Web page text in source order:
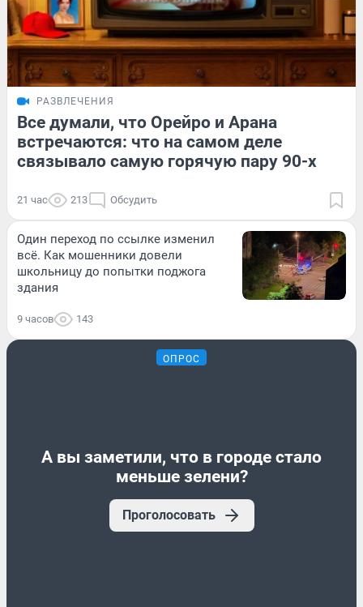
РАЗВЛЕЧЕНИЯ
Все думали, что Орейро и Арана
встречаются: что на самом деле
связывало самую горячую пару 90-х
21 час 213 Обсудить
Один переход по ссылке изменил
всё. Как мошенники довели
школьницу до попытки поджога
здания
9 часов 143
ОПРОС
А вы заметили, что в городе стало
меньше зелени?
Проголосовать